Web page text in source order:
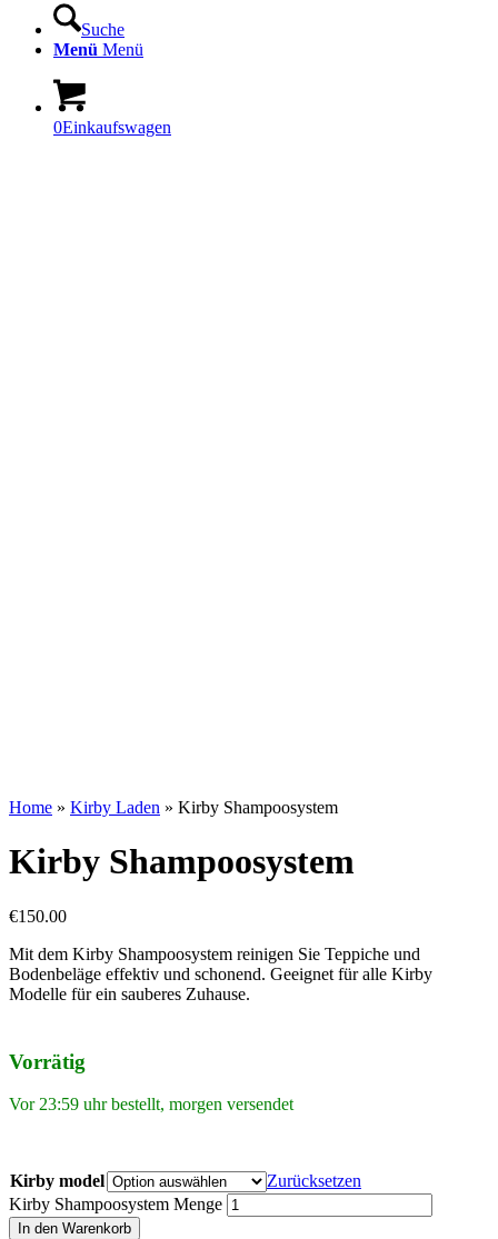
Suche
Menü Menü
0Einkaufswagen
Home » Kirby Laden » Kirby Shampoosystem
Kirby Shampoosystem
€150.00
Mit dem Kirby Shampoosystem reinigen Sie Teppiche und
Bodenbeläge effektiv und schonend. Geeignet für alle Kirby
Modelle für ein sauberes Zuhause.
Vorrätig
Vor 23:59 uhr bestellt, morgen versendet
Kirby model
Zurücksetzen
Kirby Shampoosystem Menge
In den Warenkorb